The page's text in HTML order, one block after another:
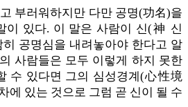
부러워하지만 다만 공명(功名)을
이 있다. 이 말은 사람이 신(神 신
공명심을 내려놓아야 한다고 알
사람들은 모두 이렇게 하지 못한
수 있다면 그의 심성경계(心性境
에 있는 것으로 그럼 곧 신이 될 수